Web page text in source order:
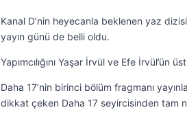
Kanal D’nin heyecanla beklenen yaz
yayın günü de belli oldu.
Yapımcılığını Yaşar İrvül ve Efe
Daha 17’nin birinci bölüm fragmanı
dikkat çeken Daha 17 seyircisinden tam